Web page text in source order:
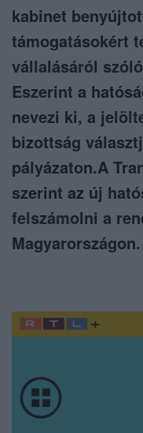
kabinet
támogatásokért
vállalásáról
Eszerint a
nevezi ki, a
bizottság
pályázaton.A
szerint az új
felszámolni a
Magyarországon.